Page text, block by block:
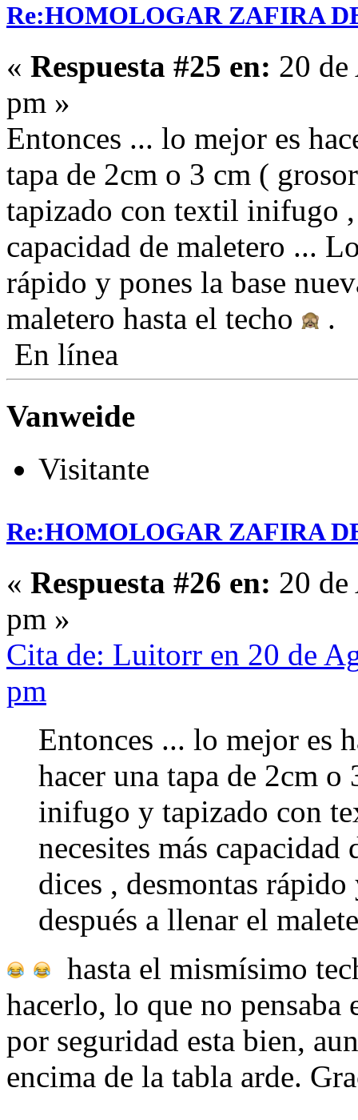
Re:HOMOLOGAR ZAFIRA
« Respuesta #25 en: 20
pm »
Entonces ... lo mejor es
tapa de 2cm o 3 cm (
tapizado con textil inifugo ,
capacidad de maletero ...
rápido y pones la base
maletero hasta el techo
.
En línea
Vanweide
Visitante
Re:HOMOLOGAR ZAFIRA
« Respuesta #26 en: 20
pm »
Cita de: Luitorr en 20 de
pm
Entonces ... lo mejor es
hacer una tapa de 2cm
inifugo y tapizado con
necesites más
dices , desmontas
después a llenar el
hasta el mismísimo
hacerlo, lo que no
por seguridad esta bien,
encima de la tabla arde.